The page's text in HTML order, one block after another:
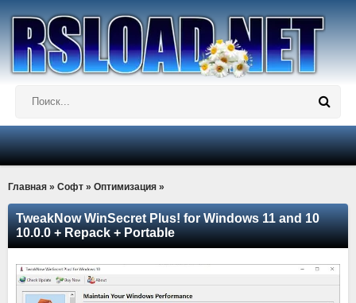
Главная » Софт » Оптимизация »
TweakNow WinSecret Plus! for Windows 11 and 10
10.0.0 + Repack + Portable